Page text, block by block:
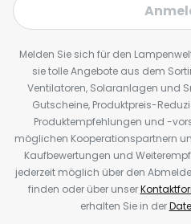
Melden Sie sich für den
sie tolle Angebote aus dem
Ventilatoren, Solaranlagen und
Gutscheine, Produktpreis-
Produktempfehlungen und -
möglichen Kooperationspartnern
Kaufbewertungen und
jederzeit möglich über den
finden oder über unser
erhalten Sie in der